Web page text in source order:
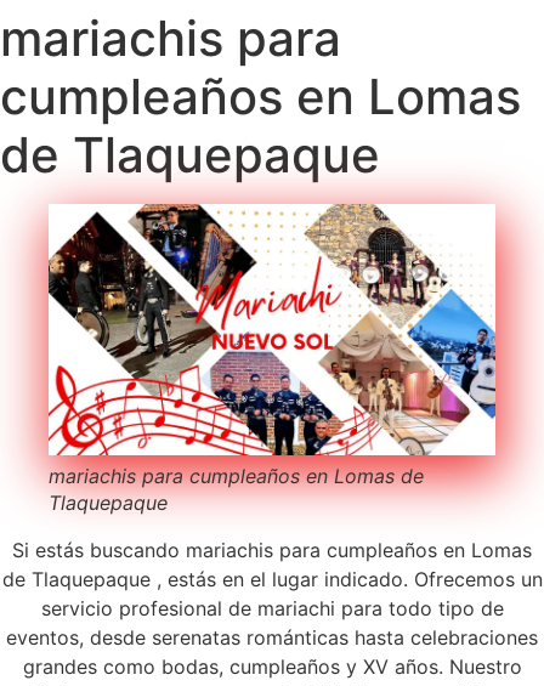
mariachis para
cumpleaños en Lomas
de Tlaquepaque
mariachis para cumpleaños en Lomas de
Tlaquepaque
Si estás buscando mariachis para cumpleaños en Lomas
de Tlaquepaque , estás en el lugar indicado. Ofrecemos un
servicio profesional de mariachi para todo tipo de
eventos, desde serenatas románticas hasta celebraciones
grandes como bodas, cumpleaños y XV años. Nuestro